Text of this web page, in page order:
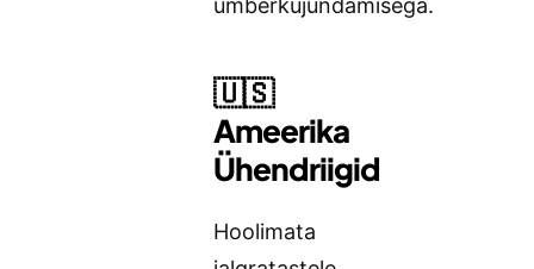
ümberkujundamisega.
🇺🇸
Ameerika
Ühendriigid
Hoolimata